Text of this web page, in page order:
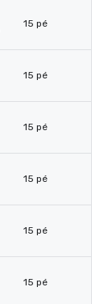
15 pé
15 pé
15 pé
15 pé
15 pé
15 pé